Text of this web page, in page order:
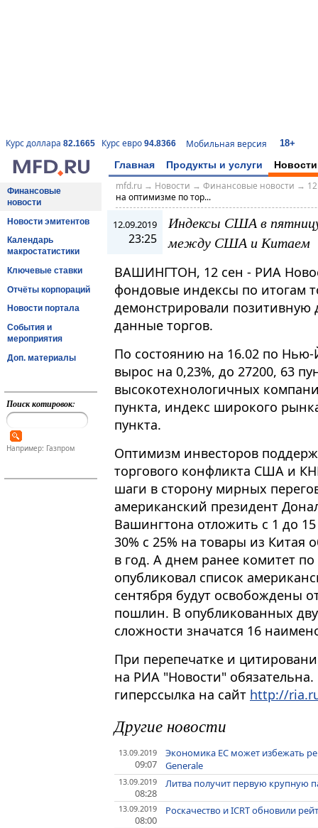
Курс доллара 82.1665 Курс евро 94.8366 Мобильная версия 18+
Главная Продукты и услуги Новости
Финансовые
новости
Новости эмитентов
Календарь
макростатистики
Ключевые ставки
Отчёты корпораций
Новости портала
События и
мероприятия
Доп. материалы
Поиск котировок:
Например: Газпром
mfd.ru→ Новости → Финансовые новости →
на оптимизме по тор...
12.09.2019
23:25
Индексы США в
между США и Китаем
ВАШИНГТОН, 12 сен - РИА
фондовые индексы по итогам
демонстрировали позитивную
данные торгов.
По состоянию на 16​​​.02 по Нью-
вырос на 0,23%, до 27200, 63
высокотехнологичных
пункта, индекс широкого
пункта.
Оптимизм инвесторов
торгового конфликта США и
шаги в сторону мирных
американский президент
Вашингтона отложить с 1 до
30% с 25% на товары из
в год. А днем ранее комитет
опубликовал список
сентября будут освобождены
пошлин. В опубликованных
сложности значатся 16
При перепечатке и
на РИА "Новости"
гиперссылка на сайт http://
Другие новости
13.09.2019
09:07
Экономика ЕС может избежать
Generale
13.09.2019
08:28
Литва получит первую крупную
13.09.2019
08:00
Роскачество и ICRT обновили